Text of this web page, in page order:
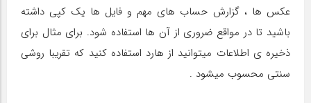
عکس ها ، گزارش حساب های مهم و فایل ها یک کپی داشته
باشید تا در مواقع ضروری از آن ها استفاده شود. برای مثال برای
ذخیره ی اطلاعات میتوانید از هارد استفاده کنید که تقریبا روشی
سنتی محسوب میشود .